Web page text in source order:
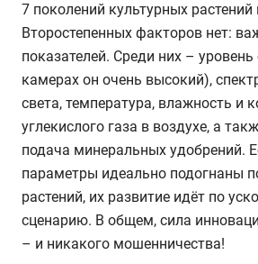
7 поколений культурных растений
Второстепенных факторов нет:
показателей. Среди них –
камерах он очень высокий),
света, температура, влажность и
углекислого газа в воздухе, а
подача минеральных удобрений.
параметры идеально подогнаны
растений, их развитие идёт по
сценарию. В общем, сила
– и никакого мошенничества!